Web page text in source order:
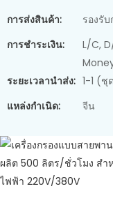
การส่งสินค้า:
รองรั
การชำระเงิน:
L/C,
ระยะเวลานำส่ง: 1-1 (ชุ
แหล่งกำเนิด:
จีน
เครื่องแยกน้ำออก